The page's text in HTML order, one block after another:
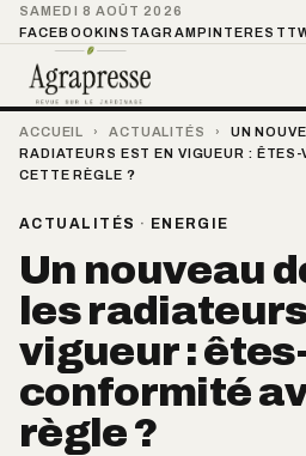
SAMEDI 8 AOÛT 2026
FACEBOOKINSTAGRAMPINTEREST
ACCUEIL › ACTUALITÉS ›
UN
RADIATEURS EST EN VIGUEUR :
CETTE RÈGLE ?
ACTUALITÉS · ENERGIE
Un nouveau
les
vigueur :
conformité
règle ?